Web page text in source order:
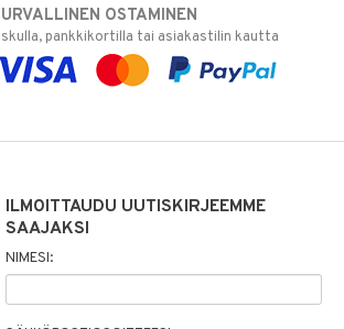
OSTAMINEN
pankkikortilla tai asiakastilin kautta
ILMOITTAUDU UUTISKIRJEEMME
SAAJAKSI
NIMESI: